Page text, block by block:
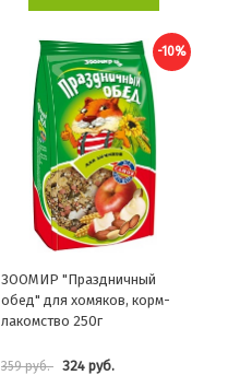
-10%
ЗООМИР "Праздничный
обед" для хомяков, корм-
лакомство 250г
359 руб. 324 руб.